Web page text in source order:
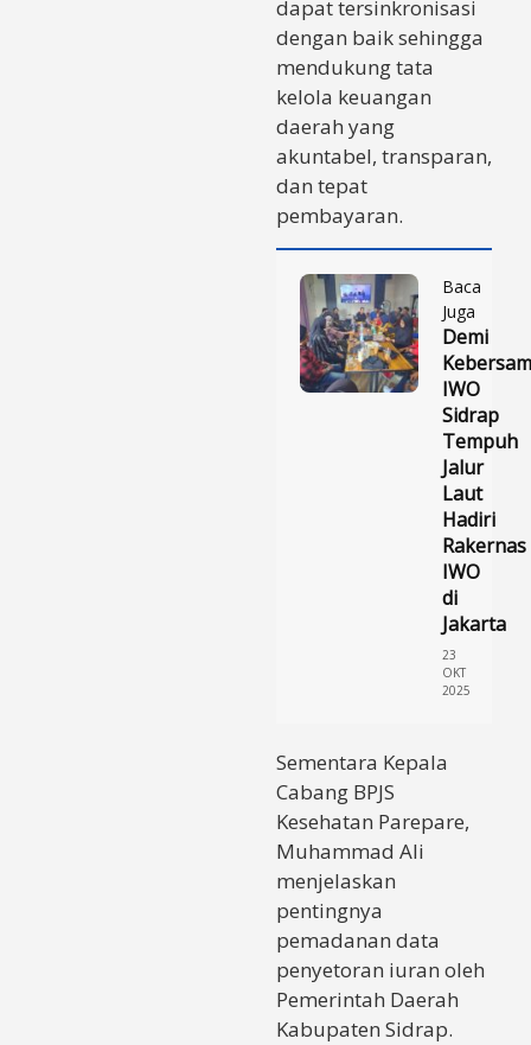
dapat tersinkronisasi
dengan baik sehingga
mendukung tata
kelola keuangan
daerah yang
akuntabel, transparan,
dan tepat
pembayaran.
Baca
Juga
Demi
IWO
Sidrap
Tempuh
Jalur
Laut
Hadiri
Rakernas
IWO
di
Jakarta
23
OKT
2025
Sementara Kepala
Cabang BPJS
Kesehatan Parepare,
Muhammad Ali
menjelaskan
pentingnya
pemadanan data
penyetoran iuran oleh
Pemerintah Daerah
Kabupaten Sidrap.